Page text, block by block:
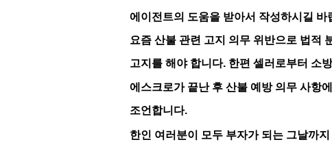
에이전트의 도움을 받아서 작성하시길 바
요즘 산불 관련 고지 의무 위반으로 법적
고지를 해야 합니다. 한편 셀러로부터 소
에스크로가 끝난 후 산불 예방 의무 사항에 대
조언합니다.
한인 여러분이 모두 부자가 되는 그날까